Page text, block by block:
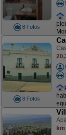
8 Fotos
8 Fotos
km